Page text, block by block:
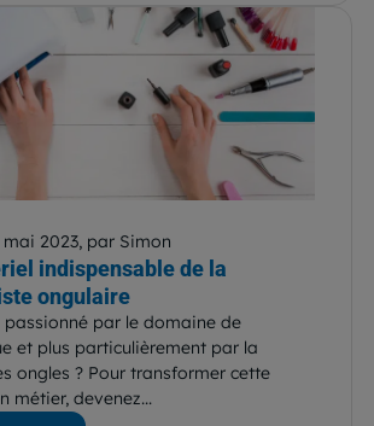
mai 2023, par Simon
indispensable de la
ongulaire
passionné par le domaine de
et plus particulièrement par la
ongles ? Pour transformer cette
métier, devenez...